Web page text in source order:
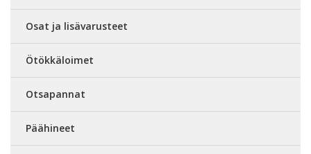
Osat ja lisävarusteet
Ötökkäloimet
Otsapannat
Päähineet